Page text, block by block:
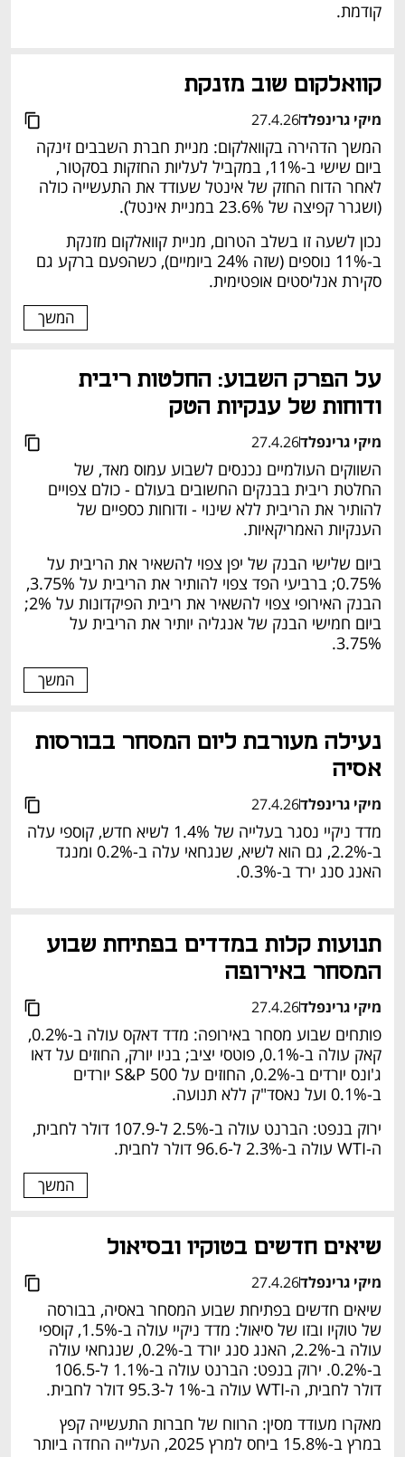
קודמת.
קוואלקום שוב מזנקת
מיקי גרינפלד27.4.26
(ושגרר קפיצה של 23.6% במניית אינטל).
נכון לשעה זו בשלב הטרום, מניית קוואלקום מזנקת
סקירת אנליסטים אופטימית.
המשך
על הפרק השבוע: החלטות ריבית
ודוחות של ענקיות הטק
מיקי גרינפלד27.4.26
השווקים העולמיים נכנסים לשבוע עמוס מאד, של
להותיר את הריבית ללא שינוי - ודוחות כספיים של
הענקיות האמריקאיות.
ביום שלישי הבנק של יפן צפוי להשאיר את הריבית על
ביום חמישי הבנק של אנגליה יותיר את הריבית על
3.75%.
המשך
נעילה מעורבת ליום המסחר בבורסות
אסיה
מיקי גרינפלד27.4.26
ב-2.2%, גם הוא לשיא, שנגחאי עלה ב-0.2% ומנגד
האנג סנג ירד ב-0.3%.
המסחר באירופה
מיקי גרינפלד27.4.26
ב-0.1% ועל נאסד"ק ללא תנועה.
ה-WTI עולה ב-2.3% ל-96.6 דולר לחבית.
המשך
שיאים חדשים בטוקיו ובסיאול
מיקי גרינפלד27.4.26
דולר לחבית, ה-WTI עולה ב-1% ל-95.3 דולר לחבית.
מאקרו מעודד מסין: הרווח של חברות התעשייה קפץ
במרץ ב-15.8% ביחס למרץ 2025, העלייה החדה ביותר